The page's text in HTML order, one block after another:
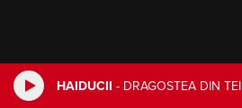
HAIDUCII - DRAGOSTEA DIN TEI